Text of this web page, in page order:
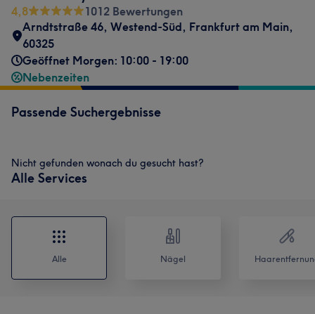
4,8
1012 Bewertungen
Arndtstraße 46, Westend-Süd, Frankfurt am Main,
60325
Geöffnet Morgen: 10:00 - 19:00
Nebenzeiten
Passende Suchergebnisse
Nicht gefunden wonach du gesucht hast?
Alle Services
Alle Nägel